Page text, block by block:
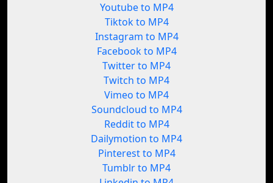
Youtube to MP4
Tiktok to MP4
Instagram to MP4
Facebook to MP4
Twitter to MP4
Twitch to MP4
Vimeo to MP4
Soundcloud to MP4
Reddit to MP4
Dailymotion to MP4
Pinterest to MP4
Tumblr to MP4